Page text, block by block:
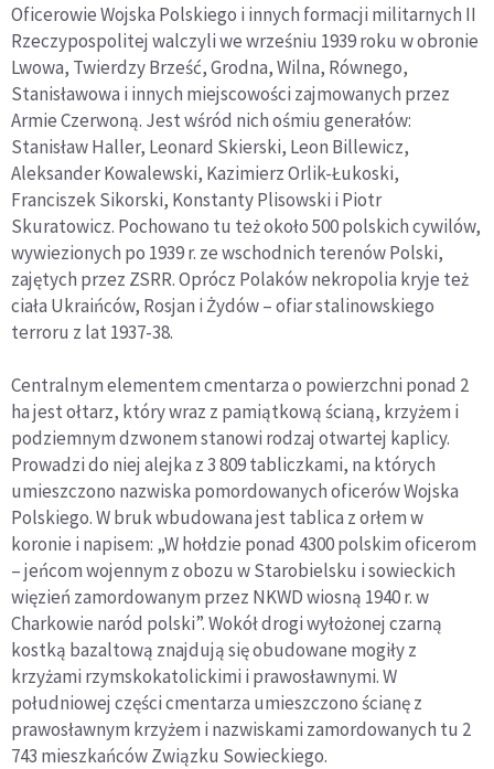
Oficerowie Wojska Polskiego i innych formacji militarnych II
Rzeczypospolitej walczyli we wrześniu 1939 roku w obronie
Lwowa, Twierdzy Brześć, Grodna, Wilna, Równego,
Stanisławowa i innych miejscowości zajmowanych przez
Armie Czerwoną. Jest wśród nich ośmiu generałów:
Stanisław Haller, Leonard Skierski, Leon Billewicz,
Aleksander Kowalewski, Kazimierz Orlik-Łukoski,
Franciszek Sikorski, Konstanty Plisowski i Piotr
Skuratowicz. Pochowano tu też około 500 polskich cywilów,
wywiezionych po 1939 r. ze wschodnich terenów Polski,
zajętych przez ZSRR. Oprócz Polaków nekropolia kryje też
ciała Ukraińców, Rosjan i Żydów – ofiar stalinowskiego
terroru z lat 1937-38.
Centralnym elementem cmentarza o powierzchni ponad 2
ha jest ołtarz, który wraz z pamiątkową ścianą, krzyżem i
podziemnym dzwonem stanowi rodzaj otwartej kaplicy.
Prowadzi do niej alejka z 3 809 tabliczkami, na których
umieszczono nazwiska pomordowanych oficerów Wojska
Polskiego. W bruk wbudowana jest tablica z orłem w
koronie i napisem: „W hołdzie ponad 4300 polskim oficerom
– jeńcom wojennym z obozu w Starobielsku i sowieckich
więzień zamordowanym przez NKWD wiosną 1940 r. w
Charkowie naród polski”. Wokół drogi wyłożonej czarną
kostką bazaltową znajdują się obudowane mogiły z
krzyżami rzymskokatolickimi i prawosławnymi. W
południowej części cmentarza umieszczono ścianę z
prawosławnym krzyżem i nazwiskami zamordowanych tu 2
743 mieszkańców Związku Sowieckiego.